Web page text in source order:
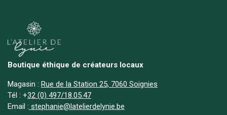
Boutique éthique de créateurs locaux
Magasin : Rue de la Station 25, 7060 Soignies
Tél : +32 (0) 497/18.05.47
Email : stephanie@latelierdelynie.be